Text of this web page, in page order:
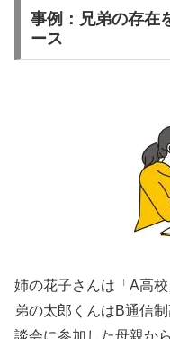
事例：兄弟の存在
ース
姉の花子さんは「A高
弟の太郎くんはB通信